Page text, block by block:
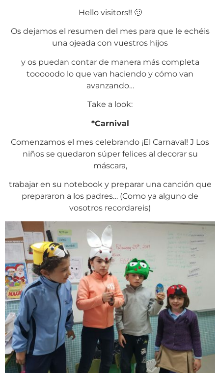
Hello visitors!! 🙂
Os dejamos el resumen del mes para que le echéis
una ojeada con vuestros hijos
y os puedan contar de manera más completa
tooooodo lo que van haciendo y cómo van
avanzando…
Take a look:
*Carnival
Comenzamos el mes celebrando ¡El Carnaval! J Los
niños se quedaron súper felices al decorar su
máscara,
trabajar en su notebook y preparar una canción que
prepararon a los padres… (Como ya alguno de
vosotros recordareis)